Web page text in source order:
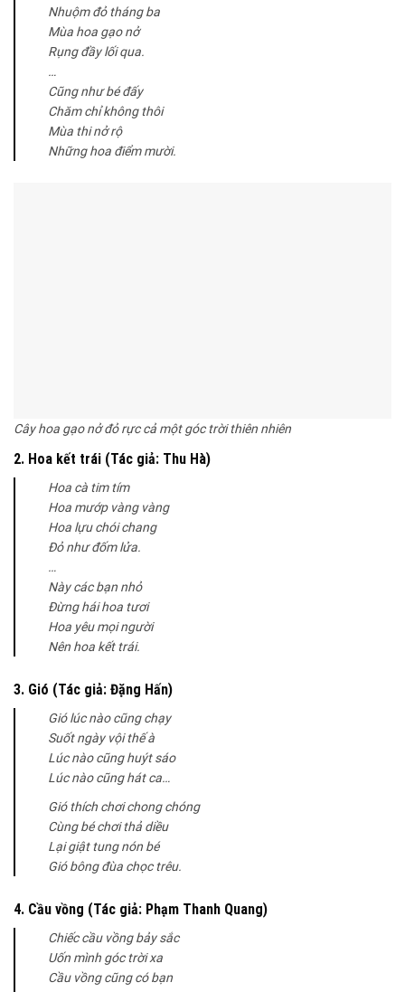
Nhuộm đỏ tháng ba
Mùa hoa gạo nở
Rụng đầy lối qua.
…
Cũng như bé đấy
Chăm chỉ không thôi
Mùa thi nở rộ
Những hoa điểm mười.
Cây hoa gạo nở đỏ rực cả một góc trời thiên nhiên
2. Hoa kết trái (Tác giả: Thu Hà)
Hoa cà tim tím
Hoa mướp vàng vàng
Hoa lựu chói chang
Đỏ như đốm lửa.
…
Này các bạn nhỏ
Đừng hái hoa tươi
Hoa yêu mọi người
Nên hoa kết trái.
3. Gió (Tác giả: Đặng Hấn)
Gió lúc nào cũng chạy
Suốt ngày vội thế à
Lúc nào cũng huýt sáo
Lúc nào cũng hát ca…
Gió thích chơi chong chóng
Cùng bé chơi thả diều
Lại giật tung nón bé
Gió bông đùa chọc trêu.
4. Cầu vồng (Tác giả: Phạm Thanh Quang)
Chiếc cầu vồng bảy sắc
Uốn mình góc trời xa
Cầu vồng cũng có bạn